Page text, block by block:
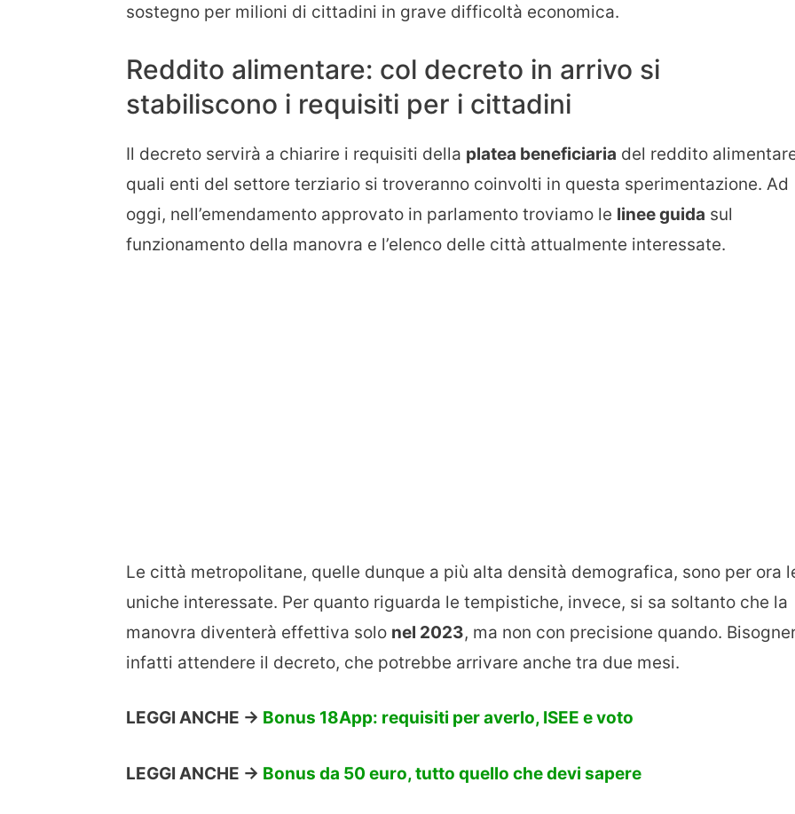
sostegno per milioni di cittadini in grave difficoltà economica.
Reddito alimentare: col decreto in arrivo si
stabiliscono i requisiti per i cittadini
Il decreto servirà a chiarire i requisiti della platea beneficiaria del reddito
quali enti del settore terziario si troveranno coinvolti in questa sperimentazione. Ad
oggi, nell’emendamento approvato in parlamento troviamo le linee guida sul
funzionamento della manovra e l’elenco delle città attualmente interessate.
Le città metropolitane, quelle dunque a più alta densità demografica, sono per ora
uniche interessate. Per quanto riguarda le tempistiche, invece, si sa soltanto che la
manovra diventerà effettiva solo nel 2023, ma non con precisione quando.
infatti attendere il decreto, che potrebbe arrivare anche tra due mesi.
LEGGI ANCHE -> Bonus 18App: requisiti per averlo, ISEE e voto
LEGGI ANCHE -> Bonus da 50 euro, tutto quello che devi sapere